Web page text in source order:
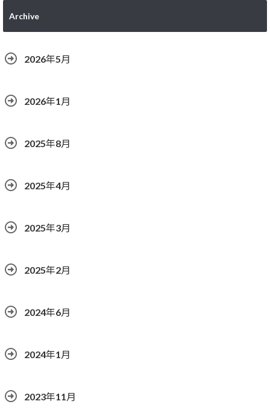
Archive
2026年5月
2026年1月
2025年8月
2025年4月
2025年3月
2025年2月
2024年6月
2024年1月
2023年11月